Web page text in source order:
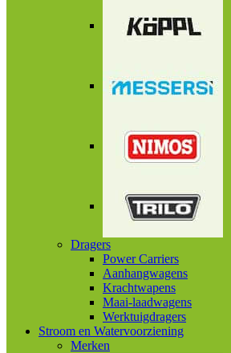
Dragers
Power Carriers
Aanhangwagens
Krachtwapens
Maai-laadwagens
Werktuigdragers
Stroom en Watervoorziening
Merken